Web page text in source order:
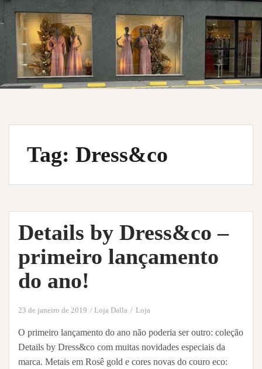
Tag: Dress&co
Details by Dress&co –
primeiro lançamento
do ano!
23 de janeiro de 2019 Loja Dalla Loja
O primeiro lançamento do ano não poderia ser outro: coleção
Details by Dress&co com muitas novidades especiais da
marca. Metais em Rosê gold e cores novas do couro eco: